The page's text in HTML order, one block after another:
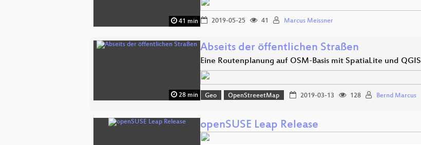
41 min 2019-05-25 41 Marcus Meissner
28 min
Abseits der öffentlichen Straßen
Eine Routenplanung auf OSM-Basis mit SpatiaLite und QGIS
Geo OpenStreeetMap 2019-03-13 128 Bernd Marcus
openSUSE Leap Release